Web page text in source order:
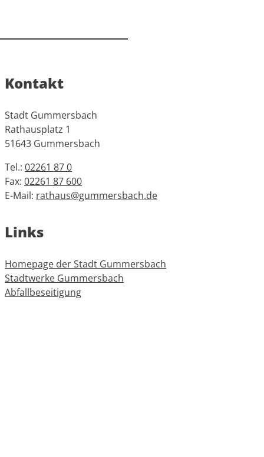
Kontakt
Stadt Gummersbach
Rathausplatz 1
51643 Gummersbach
Tel.: 02261 87 0
Fax: 02261 87 600
E-Mail: rathaus@gummersbach.de
Links
Homepage der Stadt Gummersbach
Stadtwerke Gummersbach
Abfallbeseitigung